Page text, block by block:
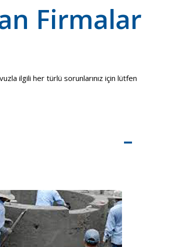
Firmalar
ilgili her türlü sorunlarınız için lütfen
–